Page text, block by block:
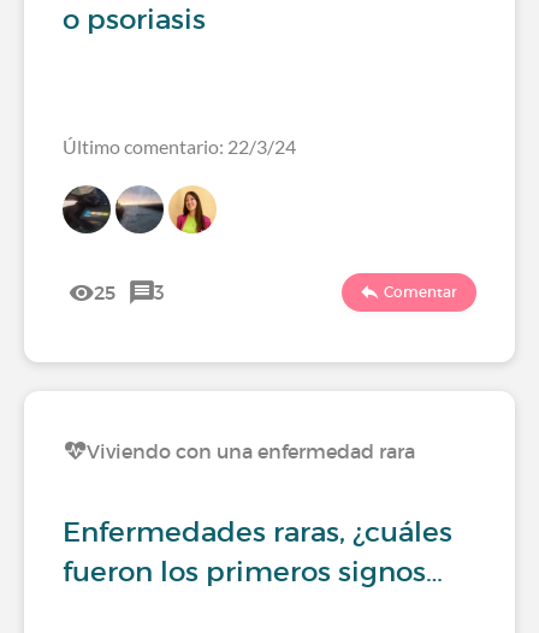
o psoriasis
Último comentario: 22/3/24
25 3 Comentar
Viviendo con una enfermedad rara
Enfermedades raras, ¿cuáles
fueron los primeros signos…